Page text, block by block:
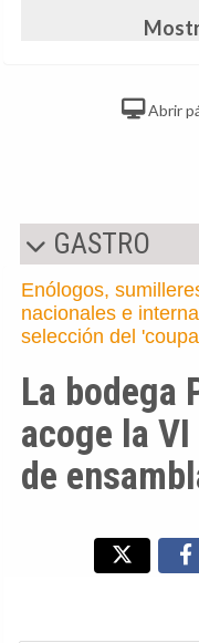
Abrir
GASTRO
Enólogos,
nacionales e
selección del
La bodega
acoge la
de